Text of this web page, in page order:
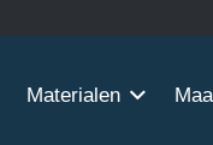
Materialen